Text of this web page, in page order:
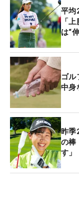
平均
「
は“
ゴル
中身
昨
の棒
す」